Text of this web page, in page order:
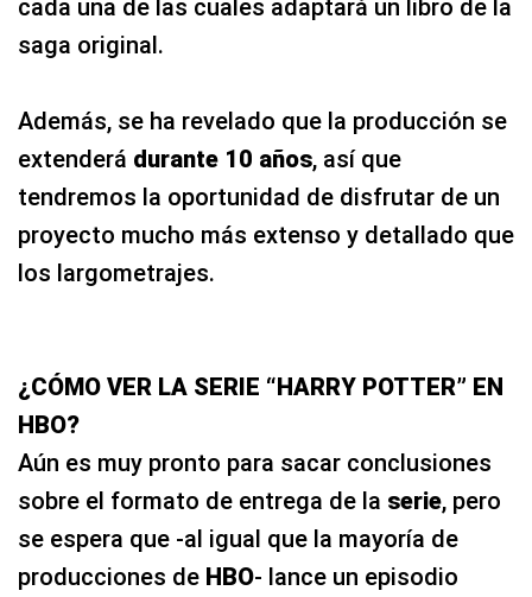
cada una de las cuales adaptará un libro de la
saga original.
Además, se ha revelado que la producción se
extenderá durante 10 años, así que
tendremos la oportunidad de disfrutar de un
proyecto mucho más extenso y detallado que
los largometrajes.
¿CÓMO VER LA SERIE “HARRY POTTER” EN
HBO?
Aún es muy pronto para sacar conclusiones
sobre el formato de entrega de la serie, pero
se espera que -al igual que la mayoría de
producciones de HBO- lance un episodio